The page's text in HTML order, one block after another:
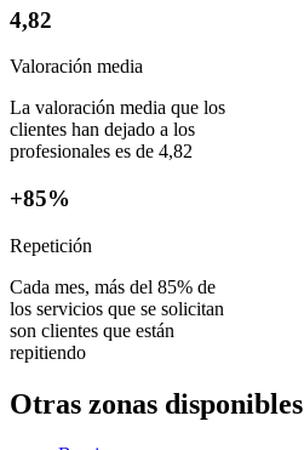
4,82
Valoración media
La valoración media que los
clientes han dejado a los
profesionales es de 4,82
+85%
Repetición
Cada mes, más del 85% de
los servicios que se solicitan
son clientes que están
repitiendo
Otras zonas disponibles